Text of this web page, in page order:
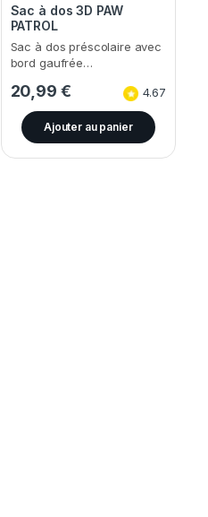
Sac à dos 3D PAW
PATROL
Sac à dos préscolaire avec
bord gaufrée…
20,99 € 4.67
Ajouter au panier